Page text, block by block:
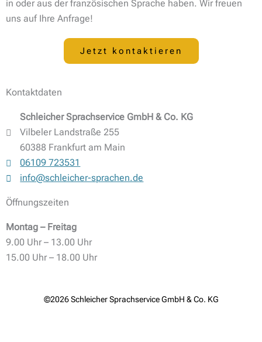
in oder aus der französischen Sprache haben. Wir freuen
uns auf Ihre Anfrage!
Jetzt kontaktieren
Kontaktdaten
Schleicher Sprachservice GmbH & Co. KG
Vilbeler Landstraße 255
60388 Frankfurt am Main
06109 723531
info@schleicher-sprachen.de
Öffnungszeiten
Montag – Freitag
9.00 Uhr – 13.00 Uhr
15.00 Uhr – 18.00 Uhr
©2026 Schleicher Sprachservice GmbH & Co. KG